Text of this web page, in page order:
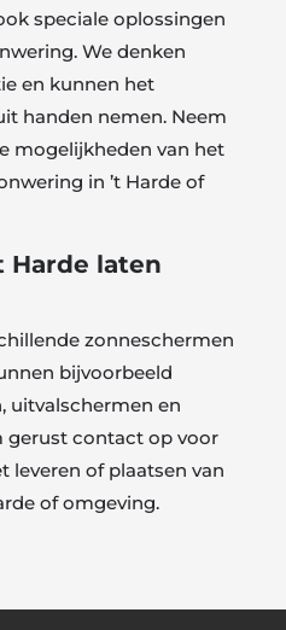
speciale oplossingen
We denken
en kunnen het
handen nemen. Neem
mogelijkheden van het
in ’t Harde of
Harde laten
zonneschermen
bijvoorbeeld
uitvalschermen en
gerust contact op voor
leveren of plaatsen van
of omgeving.